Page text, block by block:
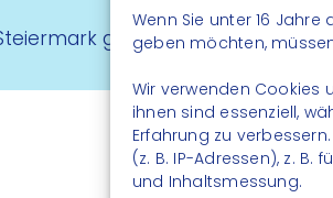
Wenn Sie unter 16
geben möchten,
Wir verwenden Cookies
ihnen sind essenziell,
Erfahrung zu
(z. B. IP-Adressen), z.
und Inhaltsmessung.
gGmbH - Alle Rechte